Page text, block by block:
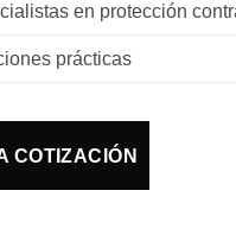
en protección
prácticas
COTIZACIÓN